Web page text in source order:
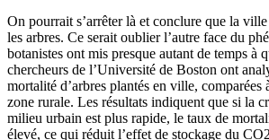
On pourrait s’arrêter là et conclure que la
les arbres. Ce serait oublier l’autre face du
botanistes ont mis presque autant de temps à
chercheurs de l’Université de Boston ont
mortalité d’arbres plantés en ville, comparées
zone rurale. Les résultats indiquent que si la
milieu urbain est plus rapide, le taux de
élevé, ce qui réduit l’effet de stockage du